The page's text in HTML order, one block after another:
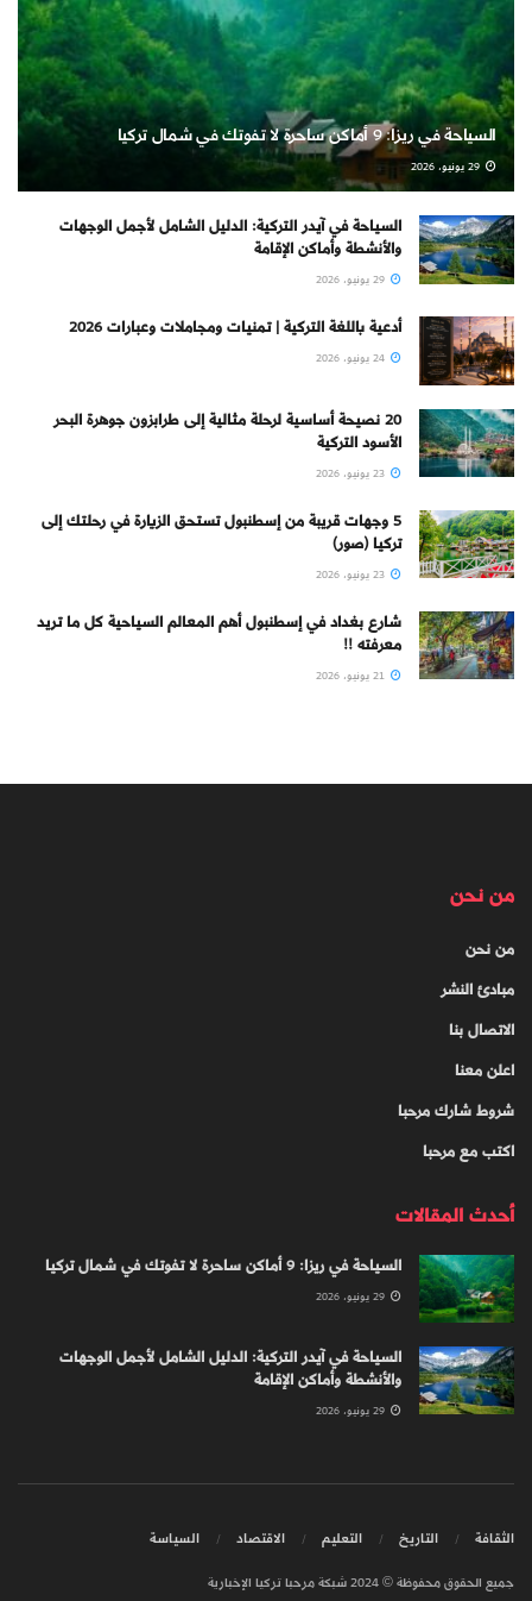
السياحة في ريزا: 9 أماكن ساحرة لا تفوتك في شمال تركيا
السياحة في آيدر التركية: الدليل الشامل لأجمل الوجهات
والأنشطة وأماكن الإقامة
أدعية باللغة التركية | تمنيات ومجاملات وعبارات 2026
20 نصيحة أساسية لرحلة مثالية إلى طرابزون جوهرة البحر
الأسود التركية
5 وجهات قريبة من إسطنبول تستحق الزيارة في رحلتك إلى
تركيا (صور)
شارع بغداد في إسطنبول أهم المعالم السياحية كل ما تريد
معرفته !!
من نحن
من نحن
مبادئ النشر
الاتصال بنا
اعلن معنا
شروط شارك مرحبا
اكتب مع مرحبا
أحدث المقالات
السياحة في ريزا: 9 أماكن ساحرة لا تفوتك في شمال تركيا
السياحة في آيدر التركية: الدليل الشامل لأجمل الوجهات
والأنشطة وأماكن الإقامة
الثقافة التاريخ التعليم الاقتصاد السياسة
جميع الحقوق محفوظة © 2024 شبكة مرحبا تركيا الإخبارية